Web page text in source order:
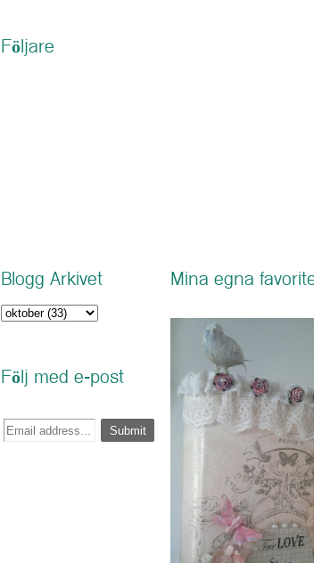
Följare
Blogg Arkivet
Följ med e-post
Mina egna